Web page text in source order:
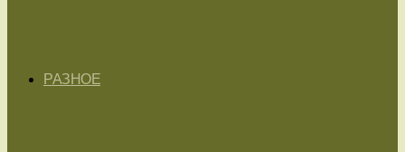
РАЗНОЕ